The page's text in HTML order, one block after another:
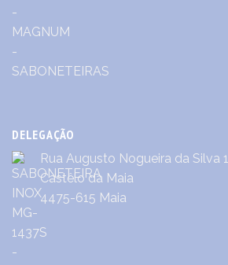
DELEGAÇÃO
Rua Augusto Nogueira da Silva
Castêlo da Maia
4475-615 Maia